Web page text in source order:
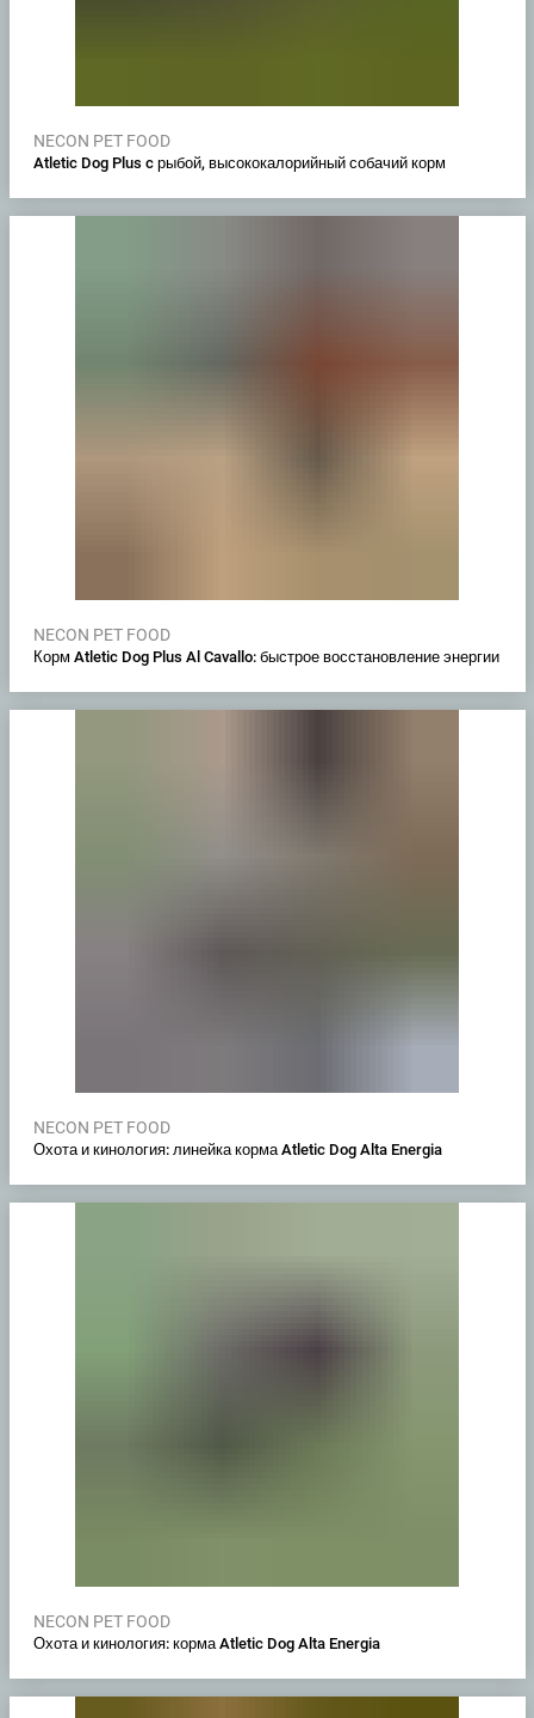
NECON PET FOOD
Atletic Dog Plus c рыбой, высококалорийный собачий корм
NECON PET FOOD
Корм Atletic Dog Plus Al Cavallo: быстрое восстановление энергии
NECON PET FOOD
Охота и кинология: линейка корма Atletic Dog Alta Energia
NECON PET FOOD
Охота и кинология: корма Atletic Dog Alta Energia